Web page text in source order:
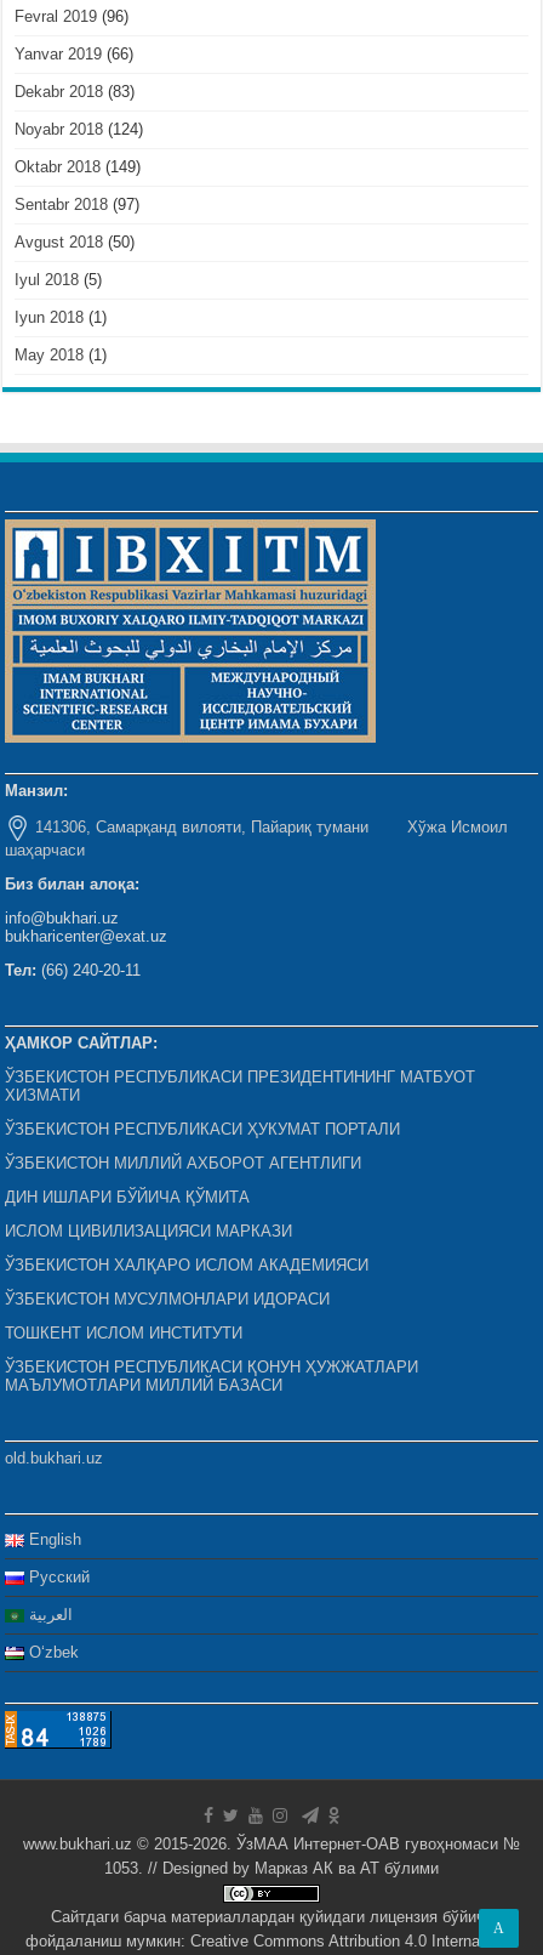
Fevral 2019 (96)
Yanvar 2019 (66)
Dekabr 2018 (83)
Noyabr 2018 (124)
Oktabr 2018 (149)
Sentabr 2018 (97)
Avgust 2018 (50)
Iyul 2018 (5)
Iyun 2018 (1)
May 2018 (1)
Манзил:
141306, Самарқанд вилояти, Пайариқ тумани Хўжа Исмоил
шаҳарчаси
Биз билан алоқа:
info@bukhari.uz
bukharicenter@exat.uz
Тел: (66) 240-20-11
ҲАМКОР САЙТЛАР:
ЎЗБЕКИСТОН РЕСПУБЛИКАСИ ПРЕЗИДЕНТИНИНГ МАТБУОТ
ХИЗМАТИ
ЎЗБЕКИСТОН РЕСПУБЛИКАСИ ҲУКУМАТ ПОРТАЛИ
ЎЗБЕКИСТОН МИЛЛИЙ АХБОРОТ АГЕНТЛИГИ
ДИН ИШЛАРИ БЎЙИЧА ҚЎМИТА
ИСЛОМ ЦИВИЛИЗАЦИЯСИ МАРКАЗИ
ЎЗБЕКИСТОН ХАЛҚАРО ИСЛОМ АКАДЕМИЯСИ
ЎЗБЕКИСТОН МУСУЛМОНЛАРИ ИДОРАСИ
ТОШКЕНТ ИСЛОМ ИНСТИТУТИ
ЎЗБЕКИСТОН РЕСПУБЛИКАСИ ҚОНУН ҲУЖЖАТЛАРИ
МАЪЛУМОТЛАРИ МИЛЛИЙ БАЗАСИ
old.bukhari.uz
English
Русский
العربية
Oʻzbek
www.bukhari.uz © 2015-2026. ЎзМАА Интернет-ОАВ гувоҳномаси №
1053. // Designed by Марказ АК ва АТ бўлими
Сайтдаги барча материаллардан қуйидаги лицензия бўйича
фойдаланиш мумкин: Creative Commons Attribution 4.0 International
A